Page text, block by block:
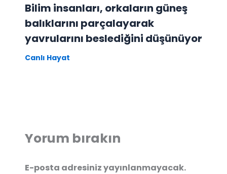
Bilim insanları, orkaların güneş
balıklarını parçalayarak
yavrularını beslediğini düşünüyor
Canlı Hayat
Yorum bırakın
E-posta adresiniz yayınlanmayacak.